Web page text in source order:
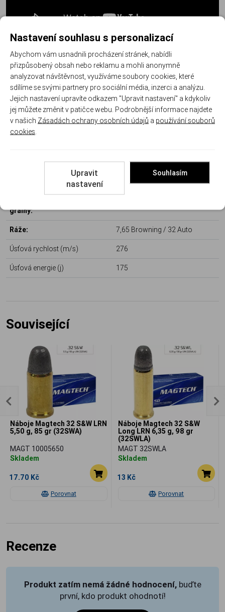
Další informace
Kód produktu: MAGT 10005647
Výrobce: MAGTECH
grainy:
Ráže: 7,65 Browning / 32 Auto
Úsťová rychlost (m/s) 276
Úsťová energie (j) 175
Související
Porovnat
Náboje Magtech 32 S&W LRN
5,50 g, 85 gr (32SWA)
MAGT 10005650
Skladem
17.70 Kč
Porovnat
Náboje Magtech 32 S&W
Long LRN 6,35 g, 98 gr
(32SWLA)
MAGT 32SWLA
Skladem
13 Kč
Recenze
Produkt zatím nemá žádné hodnocení, buďte
první, kdo produkt ohodnotí!
Nastavení souhlasu s personalizací
Abychom vám usnadnili procházení stránek, nabídli
přizpůsobený obsah nebo reklamu a mohli anonymně
analyzovat návštěvnost, využíváme soubory cookies, které
sdílíme se svými partnery pro sociální média, inzerci a analýzu.
Jejich nastavení upravíte odkazem "Upravit nastavení" a kdykoliv
jej můžete změnit v patičce webu. Podrobnější informace najdete
v našich Zásadách ochrany osobních údajů a používání souborů
cookies
Upravit
nastavení
Souhlasím